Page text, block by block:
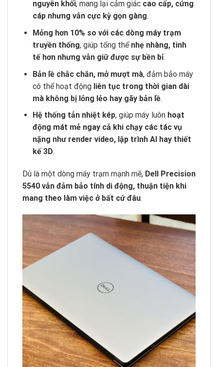
nguyên khối, mang lại cảm giác cao cấp, cứng
cáp nhưng vẫn cực kỳ gọn gàng.
Mỏng hơn 10% so với các dòng máy trạm
truyền thống, giúp tổng thể nhẹ nhàng, tinh
tế hơn nhưng vẫn giữ được sự bền bỉ.
Bản lề chắc chắn, mở mượt mà, đảm bảo máy
có thể hoạt động liên tục trong thời gian dài
mà không bị lỏng lẻo hay gãy bản lề.
Hệ thống tản nhiệt kép, giúp máy luôn hoạt
động mát mẻ ngay cả khi chạy các tác vụ
nặng như render video, lập trình AI hay thiết
kế 3D.
Dù là một dòng máy trạm mạnh mẽ, Dell Precision
5540 vẫn đảm bảo tính di động, thuận tiện khi
mang theo làm việc ở bất cứ đâu.